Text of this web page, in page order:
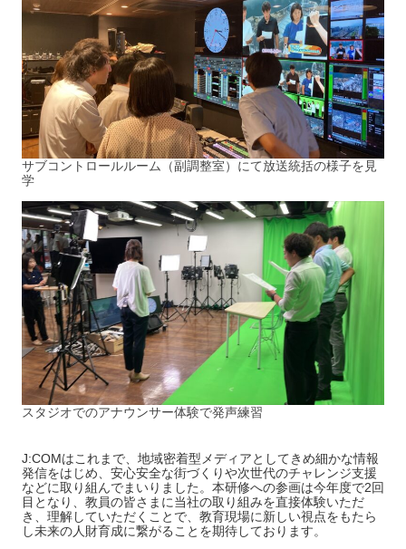
サブコントロールルーム（副調整室）にて放送統括の様子を見
学
スタジオでのアナウンサー体験で発声練習
J:COMはこれまで、地域密着型メディアとしてきめ細かな情報
発信をはじめ、安心安全な街づくりや次世代のチャレンジ支援
などに取り組んでまいりました。本研修への参画は今年度で2回
目となり、教員の皆さまに当社の取り組みを直接体験いただ
き、理解していただくことで、教育現場に新しい視点をもたら
し未来の人財育成に繋がることを期待しております。